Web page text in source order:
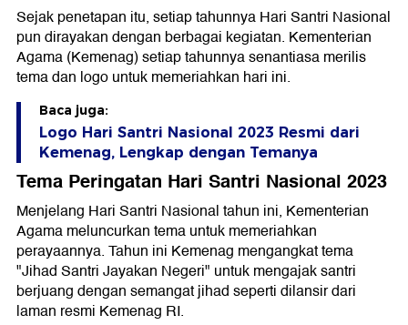
Sejak penetapan itu, setiap tahunnya Hari Santri Nasional
pun dirayakan dengan berbagai kegiatan. Kementerian
Agama (Kemenag) setiap tahunnya senantiasa merilis
tema dan logo untuk memeriahkan hari ini.
Baca juga:
Logo Hari Santri Nasional 2023 Resmi dari
Kemenag, Lengkap dengan Temanya
Tema Peringatan Hari Santri Nasional 2023
Menjelang Hari Santri Nasional tahun ini, Kementerian
Agama meluncurkan tema untuk memeriahkan
perayaannya. Tahun ini Kemenag mengangkat tema
"Jihad Santri Jayakan Negeri" untuk mengajak santri
berjuang dengan semangat jihad seperti dilansir dari
laman resmi Kemenag RI.